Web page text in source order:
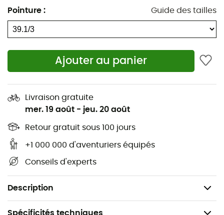
Pointure : Guide des tailles
Ajouter au panier
Livraison gratuite
mer. 19 août - jeu. 20 août
Retour gratuit sous 100 jours
+1 000 000 d'aventuriers équipés
Conseils d'experts
Description
Tige synthétique avec bout renforcé
Système Boa® Fit pour un ajustement d'une
précision millimétrée
Doublure textile
Semelle intermédiaire en EVA
Semelle extérieure en caoutchouc Stealth S1 avec
motif Dotty
Drop : 8 mm
Poids : 2 x 361 g
Spécificités techniques